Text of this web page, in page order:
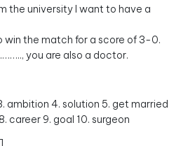
the university I want to have a
the match for a score of 3-0.
you are also a doctor.
ambition 4. solution 5. get married
career 9. goal 10. surgeon